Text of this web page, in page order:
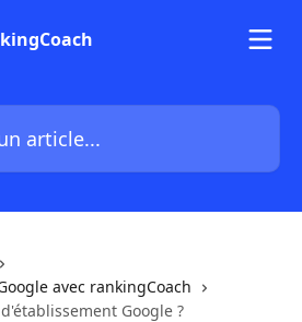
avec rankingCoach
Google ?